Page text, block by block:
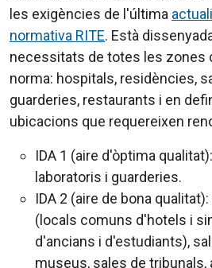
les exigències de l'última
normativa RITE. Està
necessitats de totes les zones
norma: hospitals, residències,
guarderies, restaurants i en
ubicacions que requereixen
IDA 1 (aire d'òptima
laboratoris i guarderies.
IDA 2 (aire de bona
(locals comuns d'hotels i
d'ancians i d'estudiants),
museus, sales de